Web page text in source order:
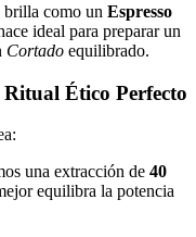
brilla como un Espresso
ideal para preparar un
Cortado equilibrado.
Ético Perfecto
una extracción de 40
equilibra la potencia